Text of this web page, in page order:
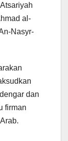
al-
Nasyr-
dan
firman